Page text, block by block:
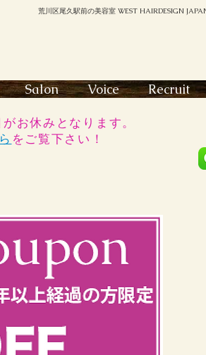
荒川区尾久駅前の美容室 WEST HAIRDESIGN
Salon Voice Recruit
お休みとなります。
をご覧下さい！